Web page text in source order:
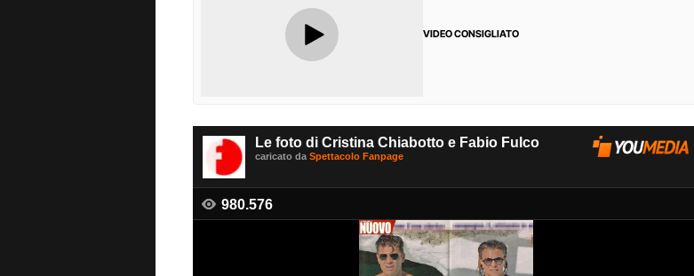
VIDEO CONSIGLIATO